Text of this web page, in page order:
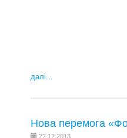
далі...
Нова перемога
22.12.2013